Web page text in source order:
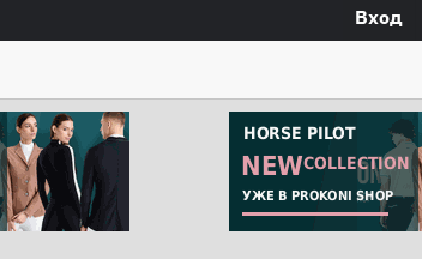
Вход